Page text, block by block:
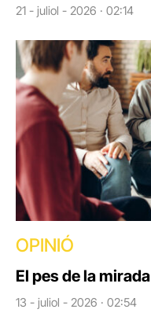
21 - juliol - 2026 · 02:14
OPINIÓ
El pes de la mirada
13 - juliol - 2026 · 02:54